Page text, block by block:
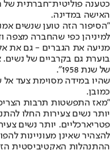
כטענה פוליטית־חברתית
האישה במדינה.
"הסיפור הזה טוען שנשים
למיניהן כפי שהחברה מצפה
מניעה את הגברים - גם את
בוערת גם בקרביים של נשים.
של שנת 1958".
שהיו במידה מסוימת צעד אל
כמובן.
יותר נשים צעירות החלו
פטריארכליים. יותר נשים
להצהיר שאינן מעוניינות
ההתנהלות האקטיביסטית